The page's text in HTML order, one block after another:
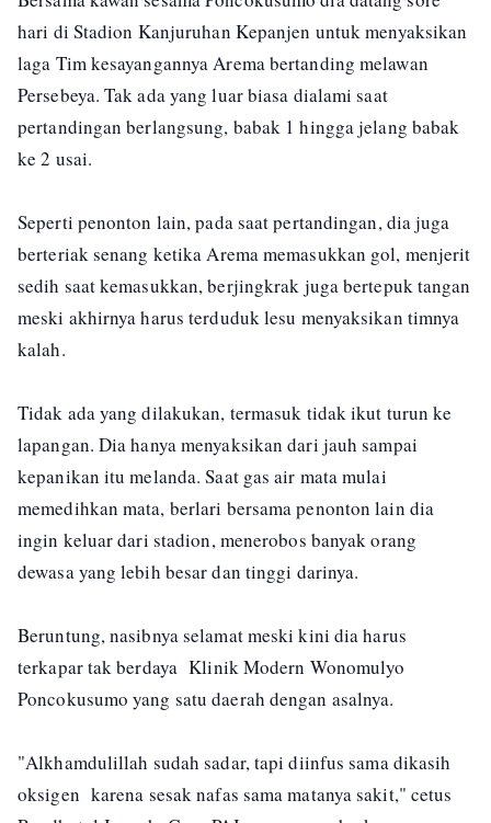
hari di Stadion Kanjuruhan Kepanjen untuk menyaksikan
laga Tim kesayangannya Arema bertanding melawan
Persebeya. Tak ada yang luar biasa dialami saat
pertandingan berlangsung, babak 1 hingga jelang babak
ke 2 usai.
Seperti penonton lain, pada saat pertandingan, dia juga
berteriak senang ketika Arema memasukkan gol, menjerit
sedih saat kemasukkan, berjingkrak juga bertepuk tangan
meski akhirnya harus terduduk lesu menyaksikan timnya
kalah.
Tidak ada yang dilakukan, termasuk tidak ikut turun ke
lapangan. Dia hanya menyaksikan dari jauh sampai
kepanikan itu melanda. Saat gas air mata mulai
memedihkan mata, berlari bersama penonton lain dia
ingin keluar dari stadion, menerobos banyak orang
dewasa yang lebih besar dan tinggi darinya.
Beruntung, nasibnya selamat meski kini dia harus
terkapar tak berdaya Klinik Modern Wonomulyo
Poncokusumo yang satu daerah dengan asalnya.
"Alkhamdulillah sudah sadar, tapi diinfus sama dikasih
oksigen karena sesak nafas sama matanya sakit," cetus